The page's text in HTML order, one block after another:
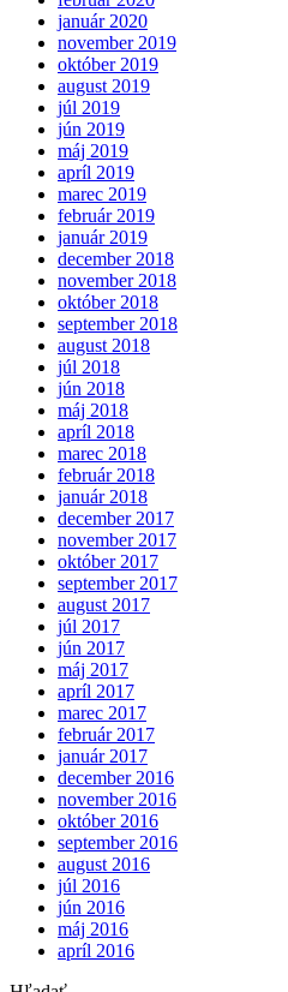
január 2020
november 2019
október 2019
august 2019
júl 2019
jún 2019
máj 2019
apríl 2019
marec 2019
február 2019
január 2019
december 2018
november 2018
október 2018
september 2018
august 2018
júl 2018
jún 2018
máj 2018
apríl 2018
marec 2018
február 2018
január 2018
december 2017
november 2017
október 2017
september 2017
august 2017
júl 2017
jún 2017
máj 2017
apríl 2017
marec 2017
február 2017
január 2017
december 2016
november 2016
október 2016
september 2016
august 2016
júl 2016
jún 2016
máj 2016
apríl 2016